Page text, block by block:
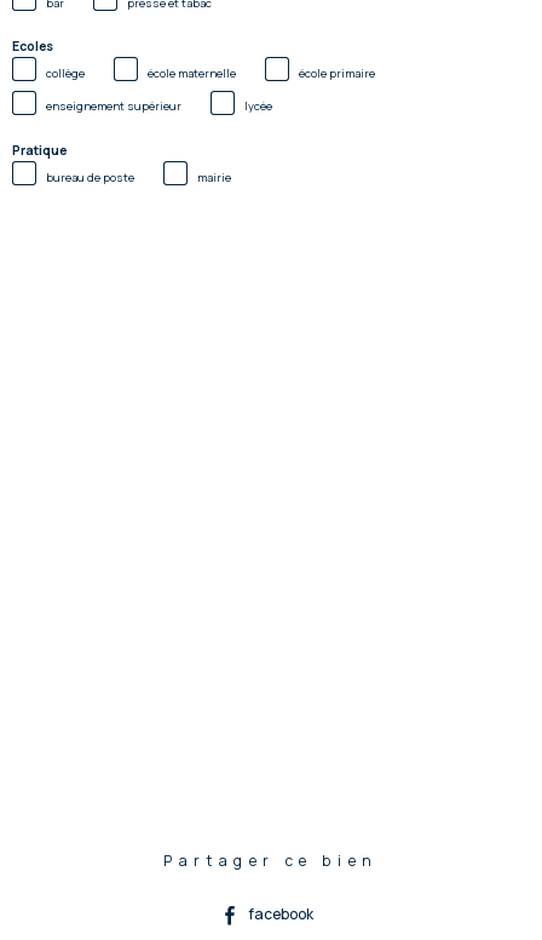
Ecoles
collège école maternelle école primaire
enseignement supérieur lycée
Pratique
bureau de poste mairie
Partager ce bien
facebook